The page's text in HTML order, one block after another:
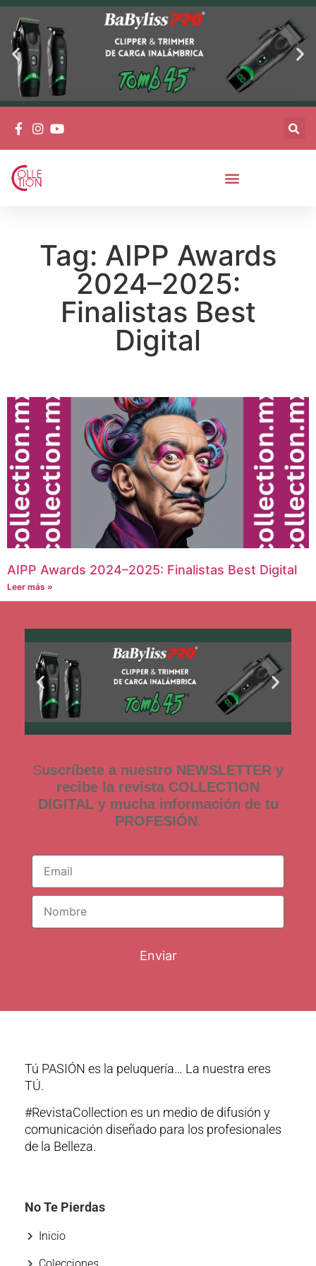
Tag: AIPP Awards
2024–2025:
Finalistas Best
Digital
AIPP Awards 2024–2025: Finalistas Best Digital
Leer más »
Suscríbete a nuestro NEWSLETTER y
recibe la revista COLLECTION
DIGITAL y mucha información de tu
PROFESIÓN.
Enviar
Tú PASIÓN es la peluquería… La nuestra eres
TÚ.
#RevistaCollection es un medio de difusión y
comunicación diseñado para los profesionales
de la Belleza.
No Te Pierdas
Inicio